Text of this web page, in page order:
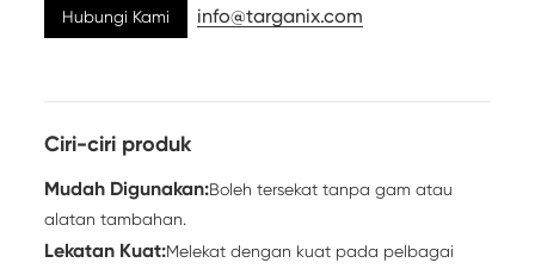
Hubungi Kami info@targanix.com
Ciri-ciri produk
Mudah Digunakan:Boleh tersekat tanpa gam atau
alatan tambahan.
Lekatan Kuat:Melekat dengan kuat pada pelbagai